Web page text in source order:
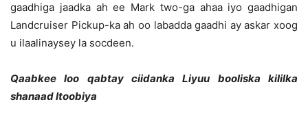
gaadhiga jaadka ah ee Mark two-ga ahaa iyo gaadhigan
Landcruiser Pickup-ka ah oo labadda gaadhi ay askar xoog
u ilaalinaysey la socdeen.
Qaabkee loo qabtay ciidanka Liyuu booliska kililka
shanaad Itoobiya